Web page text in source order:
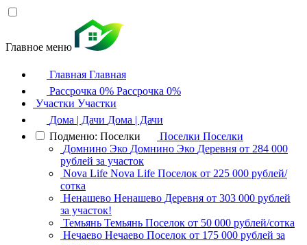
Главное меню
Главная Главная
Рассрочка 0% Рассрочка 0%
Участки Участки
Дома | Дачи Дома | Дачи
Подменю: Поселки
Поселки Поселки
Домнино Эко Домнино Эко Деревня от 284 000
рублей за участок
Nova Life Nova Life Поселок от 225 000 рублей/
сотка
Ненашево Ненашево Деревня от 303 000 рублей
за участок!
Темьянь Темьянь Поселок от 50 000 рублей/сотка
Нечаево Нечаево Поселок от 175 000 рублей за